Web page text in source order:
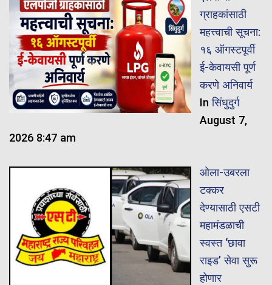
ग्राहकांसाठी
महत्त्वाची सूचना:
१६ ऑगस्टपूर्वी
ई-केवायसी पूर्ण
करणे अनिवार्य
Inसिंधुदुर्ग
August 7,
2026 8:47 am
ओला-उबरला
टक्कर
देण्यासाठी एसटी
महामंडळाची
स्वस्त ‘छावा
राइड’ सेवा सुरू
होणार